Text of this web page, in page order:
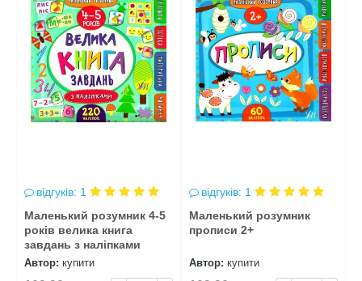
відгуків: 1
Маленький розумник 4-5
років велика книга
завдань з наліпками
Автор: купити
відгуків: 1
Маленький розумник
прописи 2+
Автор: купити